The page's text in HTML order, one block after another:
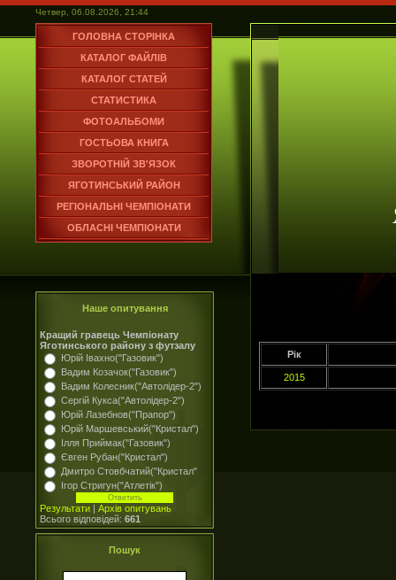
Четвер, 06.08.2026, 21:44
ГОЛОВНА СТОРІНКА
КАТАЛОГ ФАЙЛІВ
КАТАЛОГ СТАТЕЙ
СТАТИСТИКА
ФОТОАЛЬБОМИ
ГОСТЬОВА КНИГА
ЗВОРОТНІЙ ЗВ'ЯЗОК
ЯГОТИНСЬКИЙ РАЙОН
РЕГІОНАЛЬНІ ЧЕМПІОНАТИ
ОБЛАСНІ ЧЕМПІОНАТИ
Наше опитування
Кращий гравець Чемпіонату
Яготинського району з футзалу
Юрій Івахно("Газовик")
Вадим Козачок("Газовик")
Вадим Колесник("Автолідер-2")
Сергій Кукса("Автолідер-2")
Юрій Лазебнов("Прапор")
Юрій Маршевський("Кристал")
Ілля Приймак("Газовик")
Євген Рубан("Кристал")
Дмитро Стовбчатий("Кристал"
Ігор Стригун("Атлетік")
Результати | Архів опитувань
Всього відповідей: 661
Пошук
Рік
2015